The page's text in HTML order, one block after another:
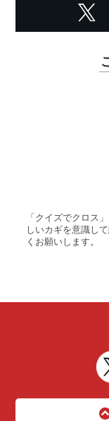
「クイズでクロス
しいカギを意識し
くお願いします。